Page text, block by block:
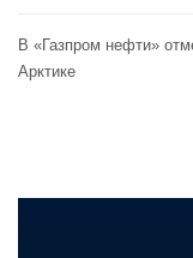
В «Газпром нефти»
Арктике